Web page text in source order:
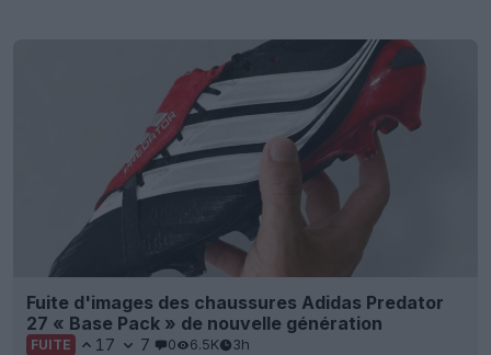
Fuite d'images des chaussures Adidas Predator
27 « Base Pack » de nouvelle génération
FUITE 17 7 0 6.5K 3h